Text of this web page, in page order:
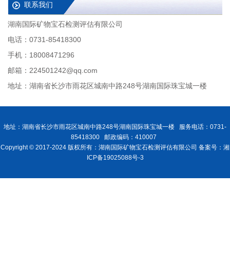
联系我们
湖南国际矿物宝石检测评估有限公司
电话：0731-85418300
手机：18008471296
邮箱：224501242@qq.com
地址：湖南省长沙市雨花区城南中路248号湖南国际珠宝城一楼
地址：湖南省长沙市雨花区城南中路248号湖南国际珠宝城一楼 服务电话：0731-
85418300 邮政编码：410007
Copyright © 2017-2024 版权所有：湖南国际矿物宝石检测评估有限公司 备案号：湘
ICP备19025088号-3